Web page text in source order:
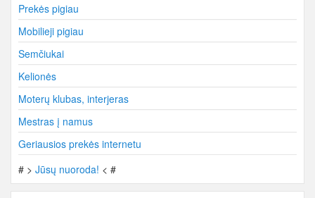
Prekės pigiau
Mobilieji pigiau
Semčiukai
Kelionės
Moterų klubas, interjeras
Mestras į namus
Geriausios prekės internetu
# > Jūsų nuoroda! < #